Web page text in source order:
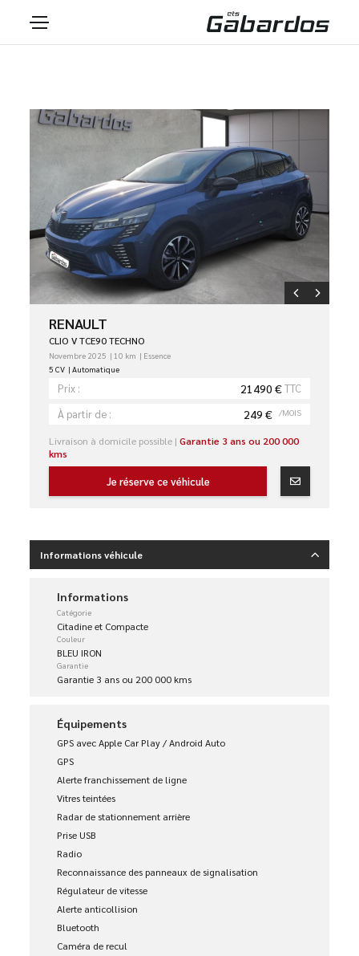
RENAULT
CLIO V TCE90 TECHNO
Novembre 2025 10 km
Essence
5 CV
Automatique
Prix : 21490 €TTC
À partir de :
249 € /MOIS
Livraison à domicile possible |Garantie 3 ans ou 200 000
kms
Je réserve ce véhicule
Informations véhicule
Informations
Catégorie
Citadine et Compacte
Couleur
BLEU IRON
Garantie
Garantie 3 ans ou 200 000 kms
Équipements
GPS avec Apple Car Play / Android Auto
GPS
Alerte franchissement de ligne
Vitres teintées
Radar de stationnement arrière
Prise USB
Radio
Reconnaissance des panneaux de signalisation
Régulateur de vitesse
Alerte anticollision
Bluetooth
Caméra de recul